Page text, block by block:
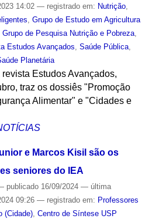
14:02 — registrado em: Nutrição,
Grupo de Estudo em Agricultura
Grupo de Pesquisa Nutrição e Pobreza,
Estudos Avançados Saúde Pública,
Planetária
Estudos Avançados,
traz os dossiês "Promoção
Alimentar" e "Cidades e
e Marcos Kisil são os
seniores do IEA
publicado16/09/2024 — última
09:26 — registrado em: Professores
(Cidade), Centro de Síntese USP